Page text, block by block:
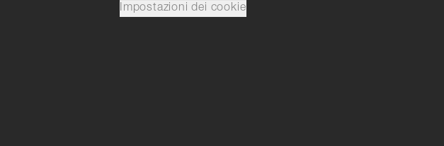
Impostazioni dei cookie